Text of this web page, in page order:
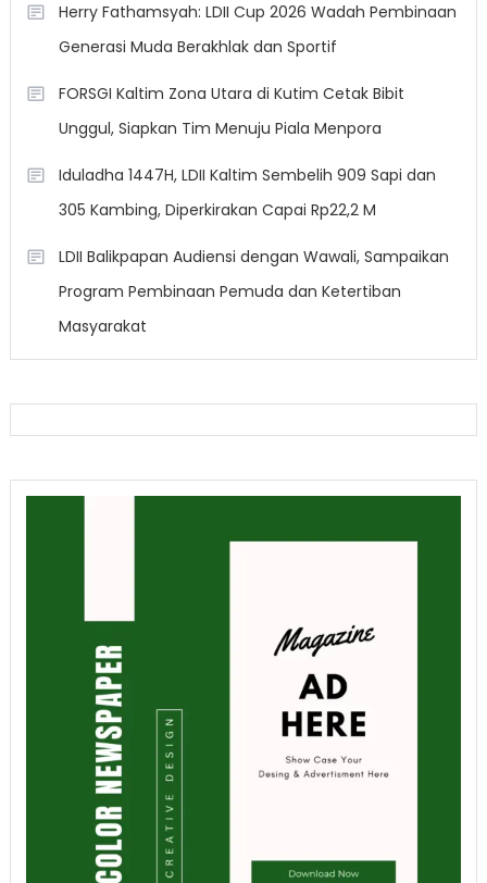
Herry Fathamsyah: LDII Cup 2026 Wadah Pembinaan
Generasi Muda Berakhlak dan Sportif
FORSGI Kaltim Zona Utara di Kutim Cetak Bibit
Unggul, Siapkan Tim Menuju Piala Menpora
Iduladha 1447H, LDII Kaltim Sembelih 909 Sapi dan
305 Kambing, Diperkirakan Capai Rp22,2 M
LDII Balikpapan Audiensi dengan Wawali, Sampaikan
Program Pembinaan Pemuda dan Ketertiban
Masyarakat